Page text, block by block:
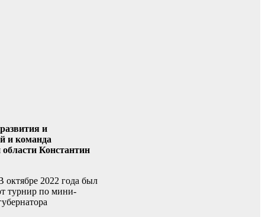
и
и команда
Константин
октябре 2022 года был
турнир по мини-